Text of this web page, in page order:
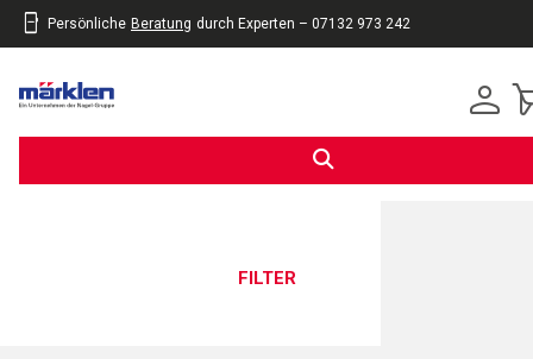
Persönliche Beratung durch Experten – 07132 973 242
FILTER